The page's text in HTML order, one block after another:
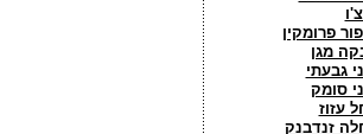
פרומקין
מגן
גבעתי
סומק
עזוז
זנדבנק